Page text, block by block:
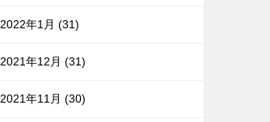
2022年1月 (31)
2021年12月 (31)
2021年11月 (30)